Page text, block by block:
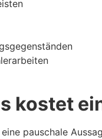
kostet
pauschale